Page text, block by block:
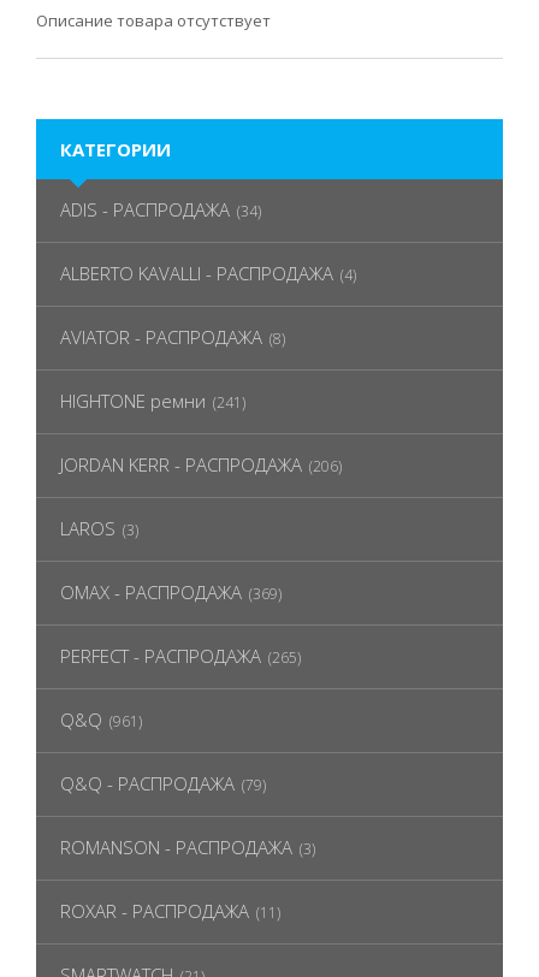
Описание товара отсутствует
КАТЕГОРИИ
ADIS - РАСПРОДАЖА (34)
ALBERTO KAVALLI - РАСПРОДАЖА (4)
AVIATOR - РАСПРОДАЖА (8)
HIGHTONE ремни (241)
JORDAN KERR - РАСПРОДАЖА (206)
LAROS (3)
OMAX - РАСПРОДАЖА (369)
PERFECT - РАСПРОДАЖА (265)
Q&Q (961)
Q&Q - РАСПРОДАЖА (79)
ROMANSON - РАСПРОДАЖА (3)
ROXAR - РАСПРОДАЖА (11)